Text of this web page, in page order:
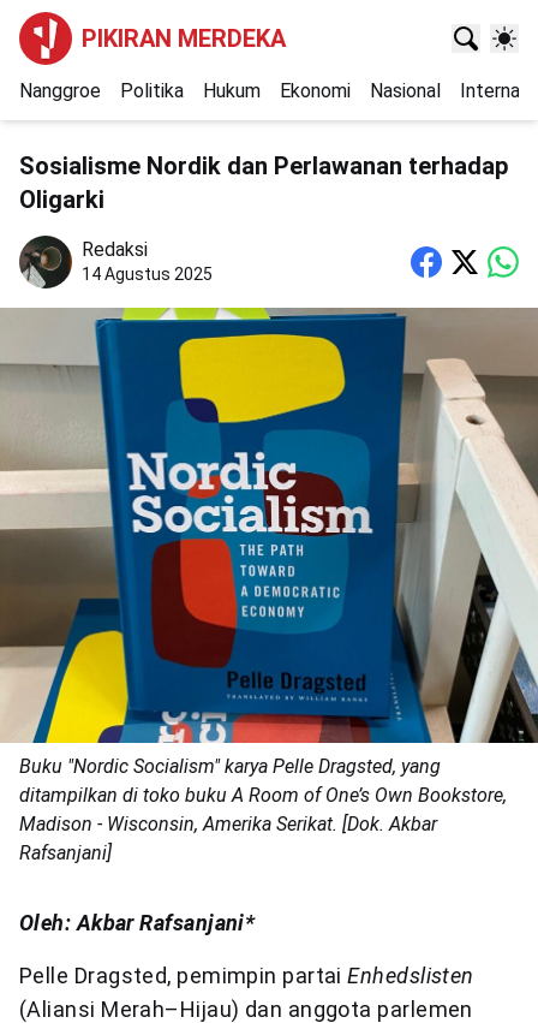
PIKIRAN MERDEKA
Nanggroe Politika Hukum Ekonomi Nasional
Sosialisme Nordik dan Perlawanan terhadap
Oligarki
Redaksi
14 Agustus 2025
Buku "Nordic Socialism" karya Pelle Dragsted, yang
ditampilkan di toko buku A Room of One’s Own Bookstore,
Madison - Wisconsin, Amerika Serikat. [Dok. Akbar
Rafsanjani]
Oleh: Akbar Rafsanjani*
Pelle Dragsted, pemimpin partaiEnhedslisten
(Aliansi Merah–Hijau) dan anggota parlemen